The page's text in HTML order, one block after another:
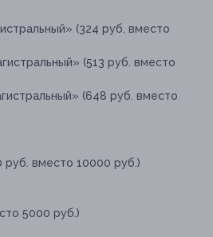
(324 руб. вместо
(513 руб. вместо
(648 руб. вместо
вместо 10000 руб.)
5000 руб.)